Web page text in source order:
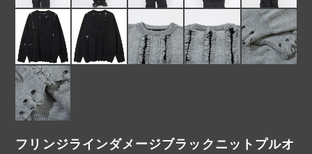
フリンジラインダメージブラックニットプルオ